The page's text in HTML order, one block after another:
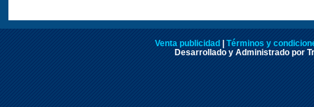
Venta publicidad
Términos y
Desarrollado y Administrado por